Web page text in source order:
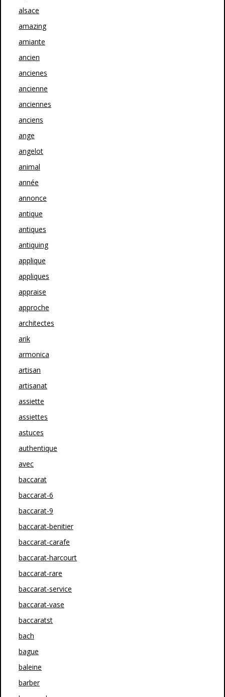
alsace
amazing
amiante
ancien
ancienes
ancienne
anciennes
anciens
ange
angelot
animal
année
annonce
antique
antiques
antiquing
applique
appliques
appraise
approche
architectes
arik
armonica
artisan
artisanat
assiette
assiettes
astuces
authentique
avec
baccarat
baccarat-6
baccarat-9
baccarat-benitier
baccarat-carafe
baccarat-harcourt
baccarat-rare
baccarat-service
baccarat-vase
baccaratst
bach
bague
baleine
barber